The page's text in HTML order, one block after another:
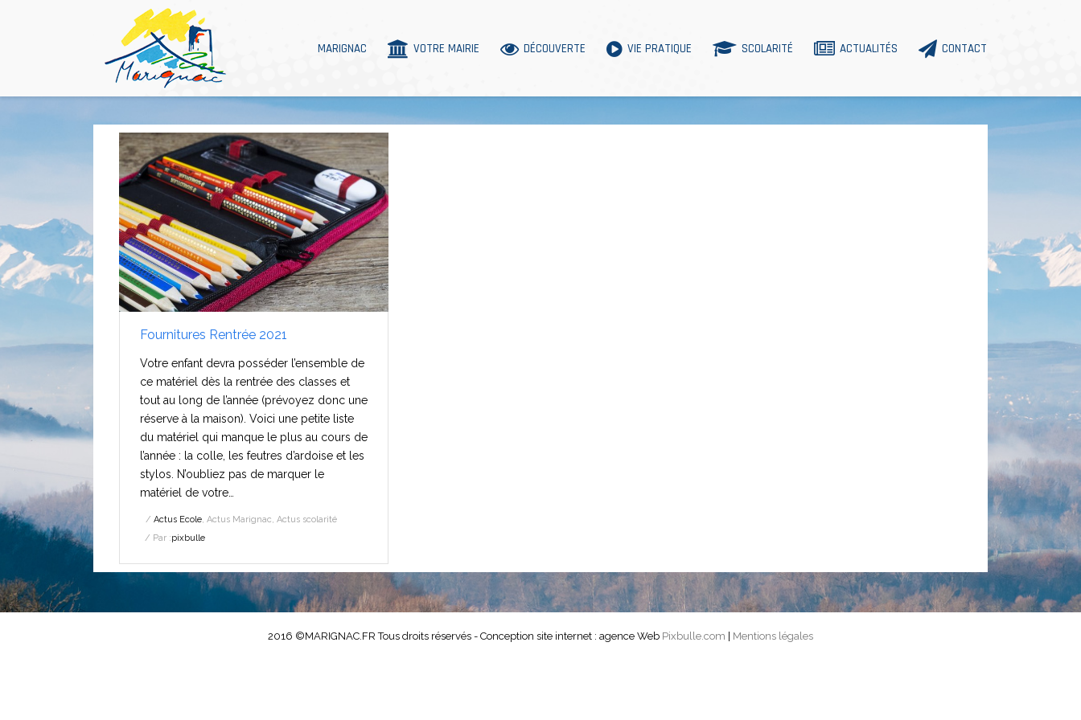
MARIGNAC VOTRE MAIRIE DÉCOUVERTE VIE PRATIQUE SCOLARITÉ ACTUALITÉS CONTACT
Fournitures Rentrée 2021
Votre enfant devra posséder l’ensemble de
ce matériel dès la rentrée des classes et
tout au long de l’année (prévoyez donc une
réserve à la maison). Voici une petite liste
du matériel qui manque le plus au cours de
l’année : la colle, les feutres d’ardoise et les
stylos. N’oubliez pas de marquer le
matériel de votre…
Actus Ecole, Actus Marignac, Actus scolarité
Par :pixbulle
2016 ©MARIGNAC.FR Tous droits réservés - Conception site internet : agence Web Pixbulle.com Mentions légales